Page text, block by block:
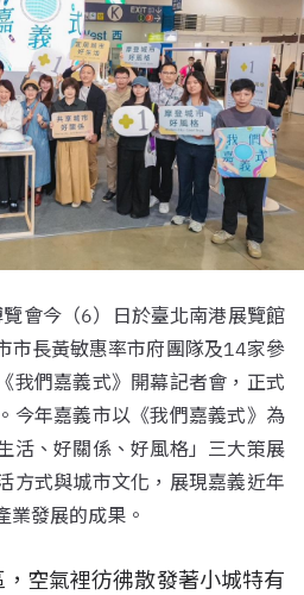
會今（6）日於臺北南港展覽館
市長黃敏惠率市府團隊及14家參
我們嘉義式》開幕記者會，正式
今年嘉義市以《我們嘉義式》為
活、好關係、好風格」三大策展
方式與城市文化，展現嘉義近年
業發展的成果。
空氣裡彷彿散發著小城特有